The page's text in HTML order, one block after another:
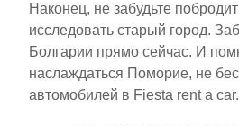
Наконец, не забудьте
исследовать старый город.
Болгарии прямо сейчас. И
наслаждаться Поморие, не
автомобилей в Fiesta rent a car.